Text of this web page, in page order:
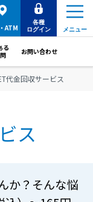
メニュー
ATM
各種
ログイン
る
お問い合わせ
代金回収サービス
ス
か？そんな悩